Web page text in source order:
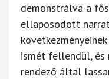
demonstrálva a
ellaposodott
ismét fellendül, és
rendező által